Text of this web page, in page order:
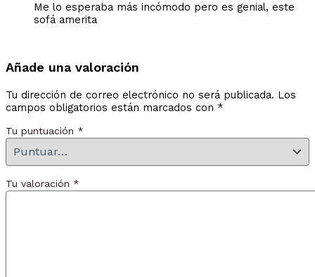
Me lo esperaba más incómodo pero es genial, este
sofá amerita
Añade una valoración
Tu dirección de correo electrónico no será publicada. Los
campos obligatorios están marcados con *
Tu puntuación *
Tu valoración *